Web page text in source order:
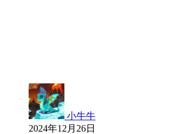
小牛牛
2024年12月26日